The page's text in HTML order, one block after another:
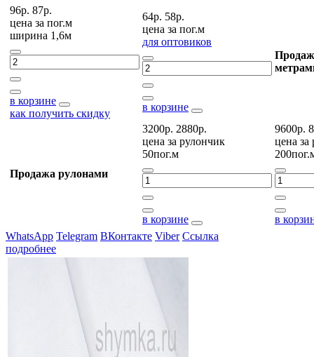
96р. 87р.
цена за пог.м
ширина 1,6м
в корзине
как получить скидку
64р. 58р.
цена за пог.м
для оптовиков
в корзине
Продажа рулонами
3200р. 2880р.
цена за рулончик
50пог.м
в корзине
9600р.
цена за
в
WhatsApp Telegram ВКонтакте Viber Ссылка
подробнее